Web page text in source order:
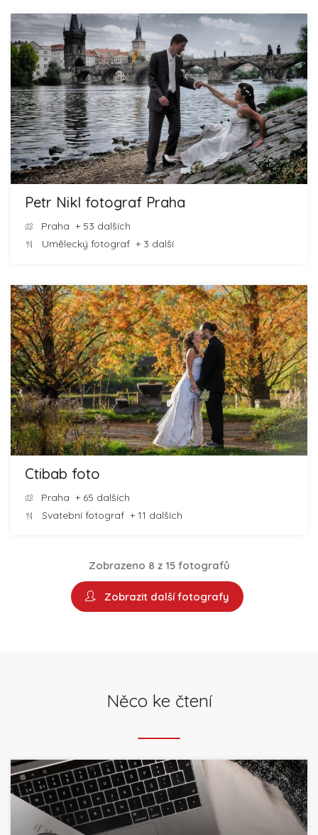
Petr Nikl fotograf Praha
Praha + 53 dalších
Umělecký fotograf + 3 další
Ctibab foto
Praha + 65 dalších
Svatební fotograf + 11 dalších
Zobrazeno 8 z 15 fotografů
Zobrazit další fotografy
Něco ke čtení